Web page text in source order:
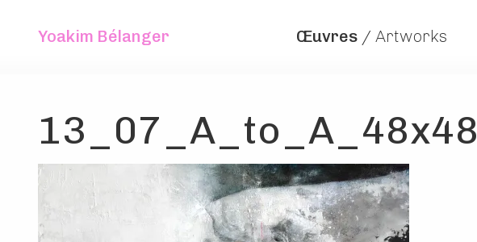
Yoakim Bélanger Œuvres / Artworks
13_07_A_to_A_48x48